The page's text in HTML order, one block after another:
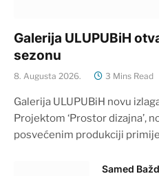
Galerija ULUPUBiH
sezonu
8. Augusta 2026. 3 Mins Read
Galerija ULUPUBiH novu
Projektom ‘Prostor dizajna’,
posvećenim produkciji
Samed